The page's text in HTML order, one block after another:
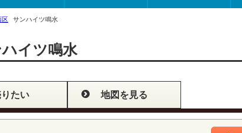
区 サンハイツ鳴水
イツ鳴水
たい 地図を見る